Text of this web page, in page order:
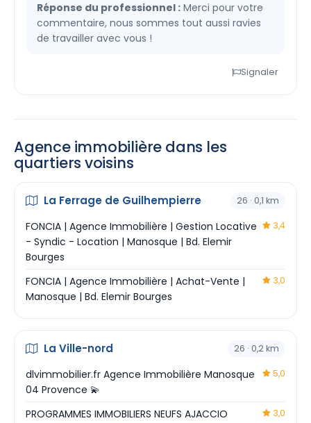
Réponse du professionnel : Merci pour votre
commentaire, nous sommes tout aussi ravies
de travailler avec vous !
Signaler
Agence immobilière dans les
quartiers voisins
La Ferrage de Guilhempierre 26 · 0,1 km
FONCIA | Agence Immobilière | Gestion Locative
- Syndic - Location | Manosque | Bd. Elemir
Bourges
3,4
FONCIA | Agence Immobilière | Achat-Vente |
Manosque | Bd. Elemir Bourges
3,0
La Ville-nord 26 · 0,2 km
dlvimmobilier.fr Agence Immobilière Manosque
04 Provence 💫
5,0
PROGRAMMES IMMOBILIERS NEUFS AJACCIO 3,0